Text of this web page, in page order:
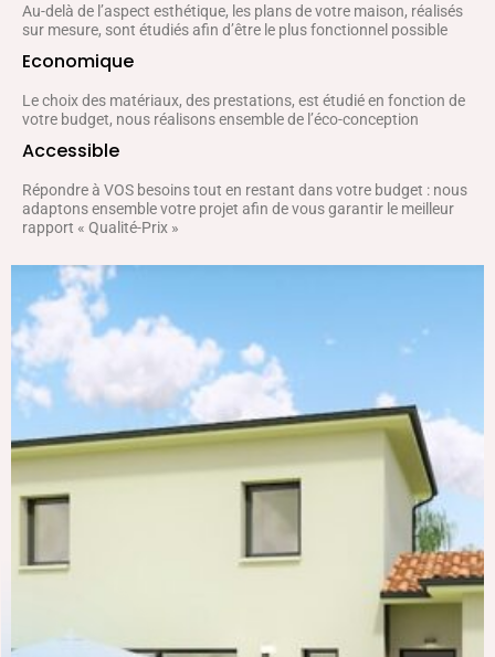
Au-delà de l’aspect esthétique, les plans de votre maison, réalisés
sur mesure, sont étudiés afin d’être le plus fonctionnel possible
Economique
Le choix des matériaux, des prestations, est étudié en fonction de
votre budget, nous réalisons ensemble de l’éco-conception
Accessible
Répondre à VOS besoins tout en restant dans votre budget : nous
adaptons ensemble votre projet afin de vous garantir le meilleur
rapport « Qualité-Prix »